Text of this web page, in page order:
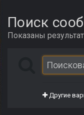
Поиск
Показаны
Другие